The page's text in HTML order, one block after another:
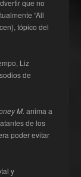
que no
“All
tópico del
Liz
de
M. anima a
de los
poder evitar
y